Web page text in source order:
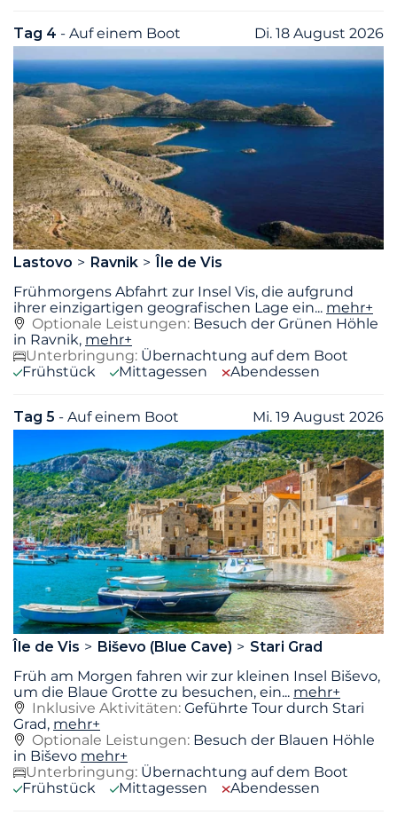
Tag 4 - Auf einem Boot Di. 18 August 2026
Lastovo Ravnik
Île de Vis
Frühmorgens Abfahrt zur Insel Vis, die aufgrund
ihrer einzigartigen geografischen Lage ein... mehr+
Optionale Leistungen: Besuch der Grünen Höhle
in Ravnik, mehr+
Unterbringung: Übernachtung auf dem Boot
Frühstück
Mittagessen Abendessen
Tag 5 - Auf einem Boot Mi. 19 August 2026
Île de Vis Biševo (Blue Cave)
Stari Grad
Früh am Morgen fahren wir zur kleinen Insel Biševo,
um die Blaue Grotte zu besuchen, ein... mehr+
Inklusive Aktivitäten: Geführte Tour durch Stari
Grad, mehr+
Optionale Leistungen: Besuch der Blauen Höhle
in Biševo mehr+
Unterbringung: Übernachtung auf dem Boot
Frühstück
Mittagessen Abendessen